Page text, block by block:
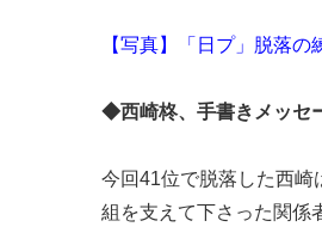
【写真】「日プ」脱落
◆西崎柊、手書きメッセ
今回41位で脱落した西崎
組を支えて下さった関係